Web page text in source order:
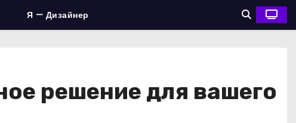
Я — Дизайнер
решение для вашего